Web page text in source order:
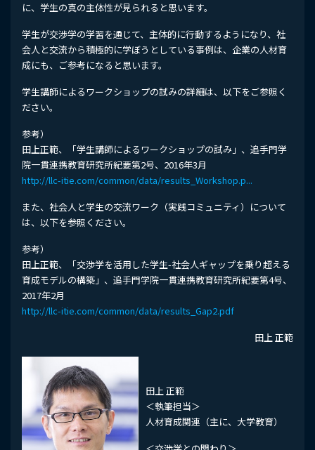
に、学生の真の主体性が見られると思います。
学生が交渉学の学習を通じて、主体的に行動するようになり、社
会人と交流から積極的に学ぼうとしている事例は、企業の人材育
成にも、ご参考になると思います。
学生講師によるワークショップの試みの詳細は、以下をご参照く
ださい。
参考）
田上正範、「学生講師によるワークショップの試み」、追手門学
院一貫連携教育研究所紀要第2号、2016年3月
http://llc-itie.com/common/data/results_Workshop.p...
また、社会人と学生の交流ワーク（実践コミュニティ）について
は、以下を参照ください。
参考）
田上正範、「交渉学を活用した学生-社会人ギャップを乗り超える
育成モデルの構築」、追手門学院一貫連携教育研究所紀要第4号、
2017年2月
http://llc-itie.com/common/data/results_Gap2.pdf
田上 正範
田上 正範
＜執筆担当＞
人材育成関連（主に、大学教育）